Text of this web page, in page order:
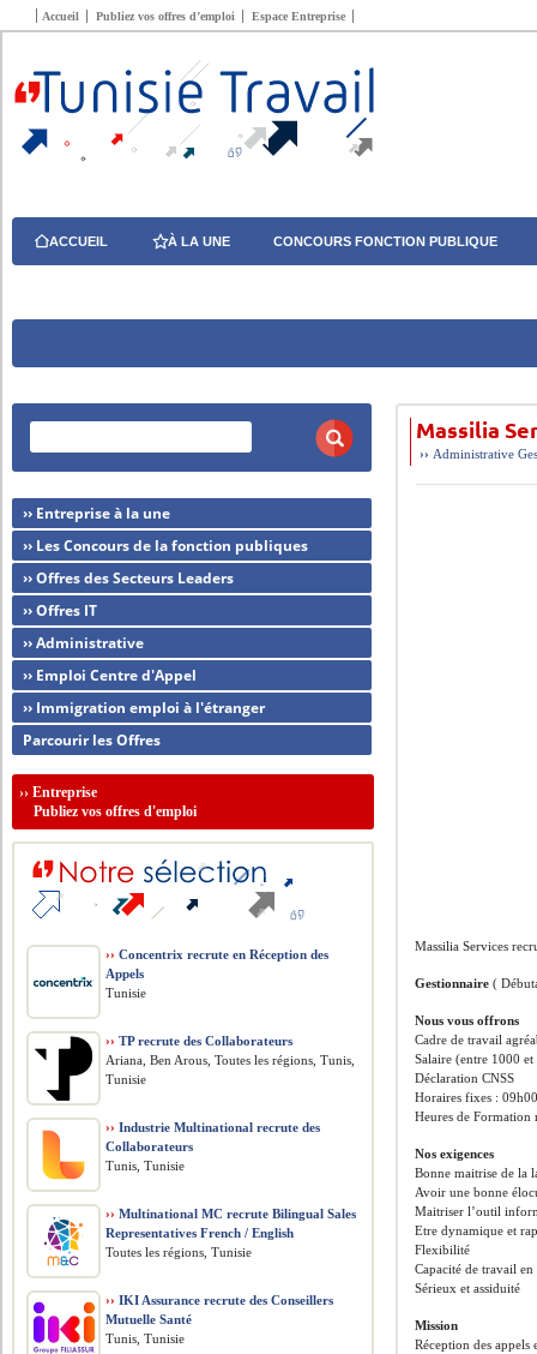
Accueil Publiez vos offres d’emploi Espace Entreprise
ACCUEIL À LA UNE CONCOURS FONCTION PUBLIQUE
Massilia
›› Administrative
Massilia Services
Gestionnaire (
Nous vous offrons
Cadre de travail
Salaire (entre 1000
Déclaration CNSS
Horaires fixes :
Heures de Formation
Nos exigences
Bonne maitrise de la
Avoir une bonne
Maitriser l’outil
Etre dynamique et
Flexibilité
Capacité de travail
Sérieux et assiduité
Mission
Réception des appels
›› Entreprise à la une
›› Les Concours de la fonction publiques
›› Offres des Secteurs Leaders
›› Offres IT
›› Administrative
›› Emploi Centre d'Appel
›› Immigration emploi à l'étranger
Parcourir les Offres
››Entreprise
Publiez vos offres d'emploi
›› Concentrix recrute en Réception des
Appels
Tunisie
›› TP recrute des Collaborateurs
Ariana, Ben Arous, Toutes les régions, Tunis,
Tunisie
›› Industrie Multinational recrute des
Collaborateurs
Tunis, Tunisie
›› Multinational MC recrute Bilingual Sales
Representatives French / English
Toutes les régions, Tunisie
›› IKI Assurance recrute des Conseillers
Mutuelle Santé
Tunis, Tunisie